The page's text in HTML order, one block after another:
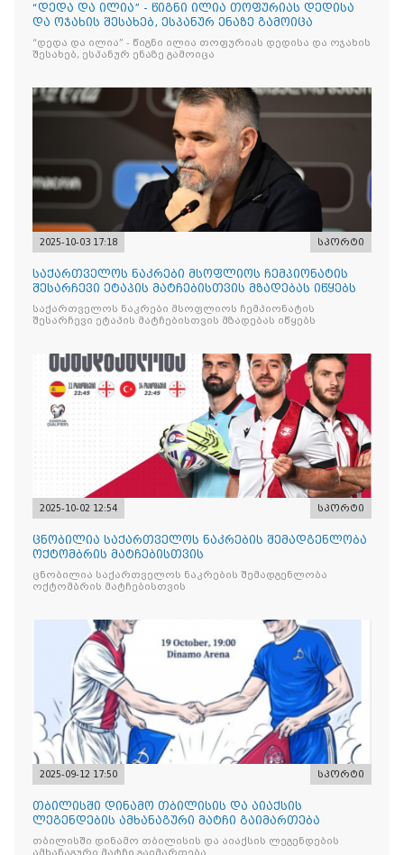
“დედა და ილია” - წიგნი ილია თოფურიას დედისა
და ოჯახის შესახებ, ესპანურ ენაზე გამოიცა
“დედა და ილია” - წიგნი ილია თოფურიას დედისა და ოჯახის
შესახებ, ესპანურ ენაზე გამოიცა
2025-10-03 17:18 სპორტი
საქართველოს ნაკრები მსოფლიოს ჩემპიონატის
შესარჩევი ეტაპის მატჩებისთვის მზადებას იწყებს
საქართველოს ნაკრები მსოფლიოს ჩემპიონატის
შესარჩევი ეტაპის მატჩებისთვის მზადებას იწყებს
2025-10-02 12:54 სპორტი
ცნობილია საქართველოს ნაკრების შემადგენლობა
ოქტომბრის მატჩებისთვის
ცნობილია საქართველოს ნაკრების შემადგენლობა
ოქტომბრის მატჩებისთვის
2025-09-12 17:50 სპორტი
თბილისში დინამო თბილისის და აიაქსის
ლეგენდების ამხანაგური მატჩი გაიმართება
თბილისში დინამო თბილისის და აიაქსის ლეგენდების
ამხანაგური მატჩი გაიმართება